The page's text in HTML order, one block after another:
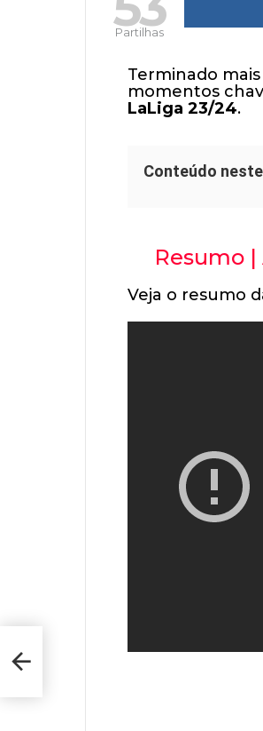
Partilhas
Terminado
momentos
LaLiga 23/24.
Conteúdo
Resumo
Veja o resumo